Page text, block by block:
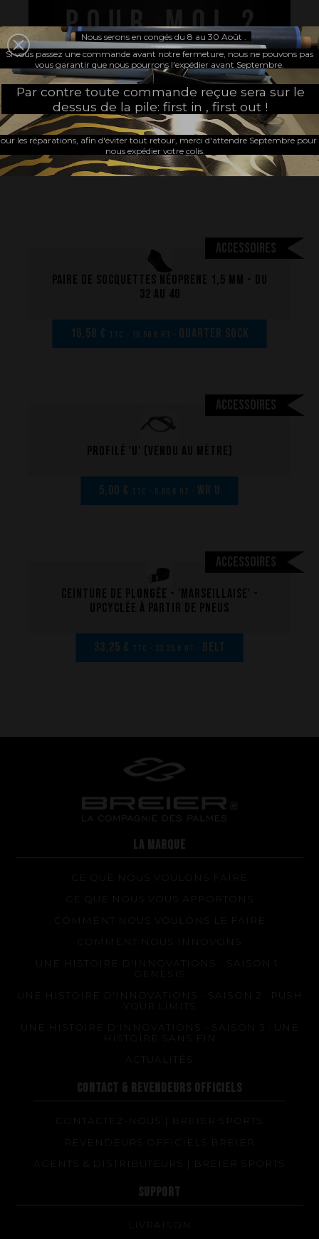
La performance
Questions fréquentes sur les produits et la fabrication
Accessoires
Paire de socquettes néoprene 1,5 mm - Du
32 au 40
16,58 € TTC - 16,58 € HT - Quarter sock
Accessoires
Profilé 'U' (vendu au mètre)
5,00 € TTC - 5,00 € HT - WR U
Accessoires
Ceinture de plongée - 'marseillaise' -
upcyclée à partir de pneus
33,25 € TTC - 33,25 € HT - BELT
LA MARQUE
CE QUE NOUS VOULONS FAIRE
CE QUE NOUS VOUS APPORTONS
COMMENT NOUS VOULONS LE FAIRE
UNE HISTOIRE D'INNOVATIONS - SAISON 1 :
GENESIS
UNE HISTOIRE D'INNOVATIONS - SAISON 2 : PUSH
YOUR LIMITS
UNE HISTOIRE D'INNOVATIONS - SAISON 3 : UNE
HISTOIRE SANS FIN
CONTACT & REVENDEURS OFFICIELS
CONTACTEZ-NOUS | BREIER SPORTS
REVENDEURS OFFICIELS BREIER
AGENTS & DISTRIBUTEURS | BREIER SPORTS
SUPPORT
LIVRAISON
Nous serons en congés du 8 au 30 Août .
Si vous passez une commande avant notre fermeture, nous ne pouvons pas
vous garantir que nous pourrons l'expédier avant Septembre.
Par contre toute commande reçue sera sur le
dessus de la pile: first in , first out !
les réparations, afin d'éviter tout retour, merci d'attendre Septembre pour
nous expédier votre colis.